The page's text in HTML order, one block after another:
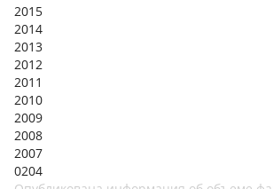
2015
2014
2013
2012
2011
2010
2009
2008
2007
0204